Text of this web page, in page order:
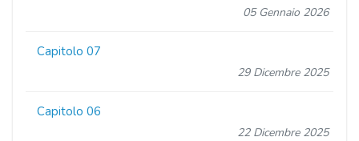
05 Gennaio 2026
Capitolo 07
29 Dicembre 2025
Capitolo 06
22 Dicembre 2025